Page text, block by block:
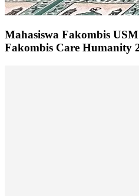
Mahasiswa Fakombis
Fakombis Care Humanity